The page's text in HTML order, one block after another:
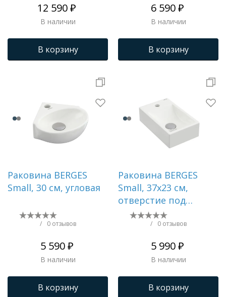
12 590 ₽
В наличии
В корзину
6 590 ₽
В наличии
В корзину
Раковина BERGES
Small, 30 см, угловая
/ 0 отзывов
5 590 ₽
В наличии
В корзину
Раковина BERGES
Small, 37х23 см,
отверстие под
смеситель слева
/ 0 отзывов
5 990 ₽
В наличии
В корзину